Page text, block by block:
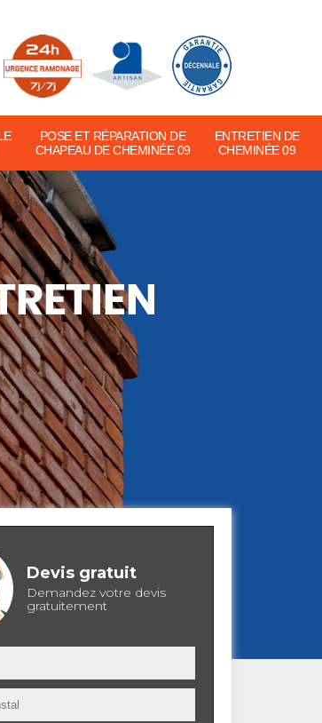
POSE ET RÉPARATION DE
CHAPEAU DE CHEMINÉE 09
ENTRETIEN DE
CHEMINÉE 09
Devis gratuit
Demandez votre devis
gratuitement